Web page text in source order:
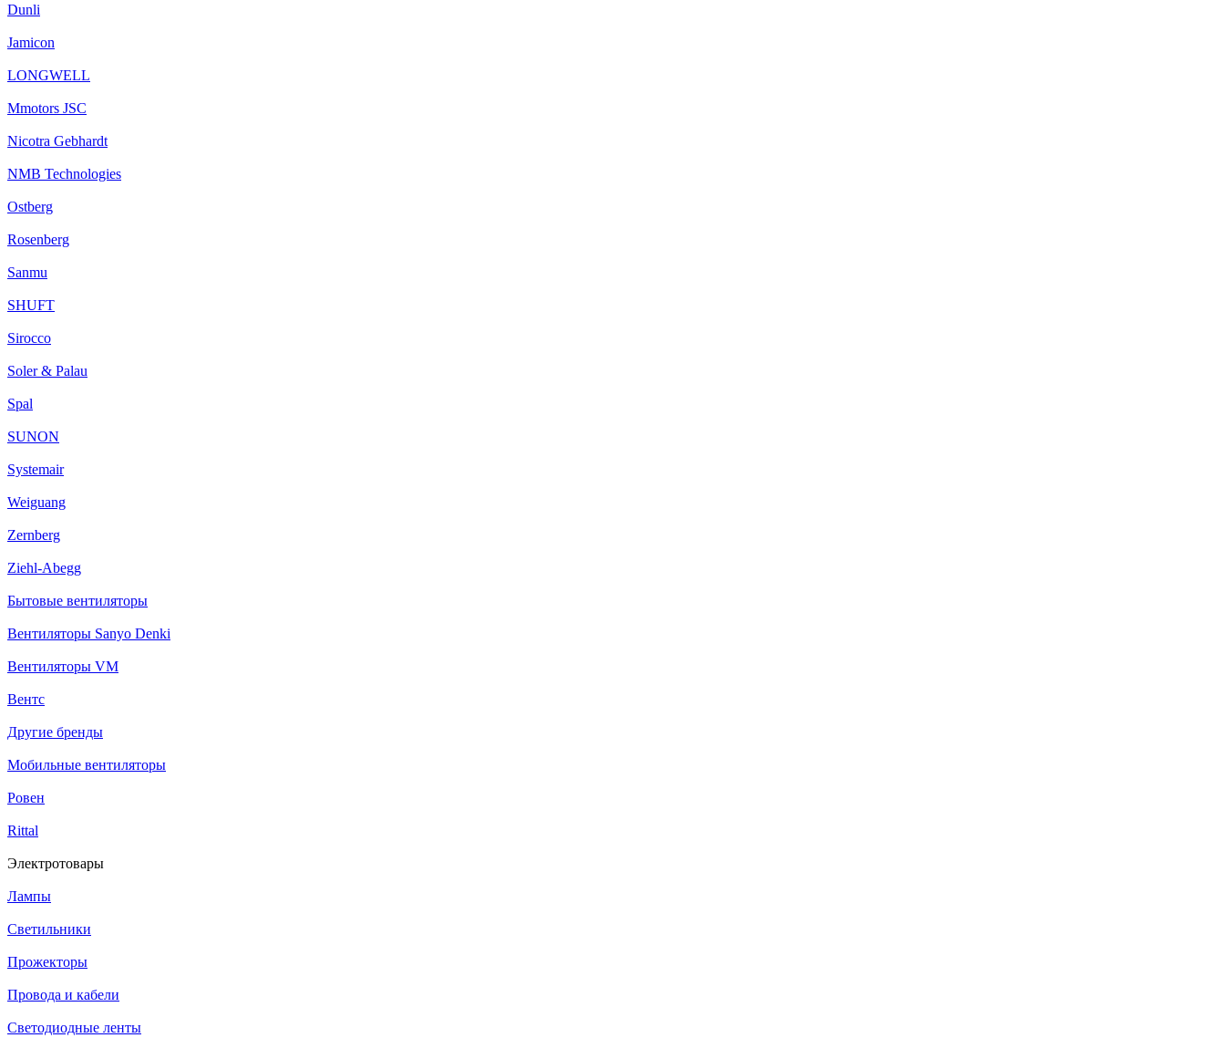
Dunli
Jamicon
LONGWELL
Mmotors JSC
Nicotra Gebhardt
NMB Technologies
Ostberg
Rosenberg
Sanmu
SHUFT
Sirocco
Soler & Palau
Spal
SUNON
Systemair
Weiguang
Zernberg
Ziehl-Abegg
Бытовые вентиляторы
Вентиляторы Sanyo Denki
Вентиляторы VM
Вентс
Другие бренды
Мобильные вентиляторы
Ровен
Rittal
Электротовары
Лампы
Светильники
Прожекторы
Провода и кабели
Светодиодные ленты